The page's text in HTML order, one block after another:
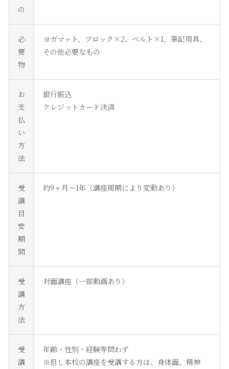
の
必
要
物
ヨガマット、ブロック×2、ベルト×1、筆記用具、
その他必要なもの
お
支
払
い
方
法
銀行振込
クレジットカード決済
受
講
目
安
期
間
約9ヶ月〜1年（講座周期により変動あり）
受
講
方
法
対面講座（一部動画あり）
受
講
年齢・性別・経験等問わず
※但し本校の講座を受講する方は、身体面、精神